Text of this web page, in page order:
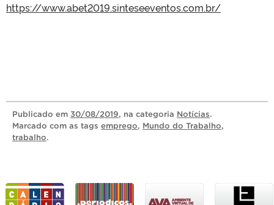
https://www.abet2019.sinteseeventos.com.br/
Publicado em 30/08/2019, na categoria Notícias.
Marcado com as tags emprego, Mundo do Trabalho,
trabalho.